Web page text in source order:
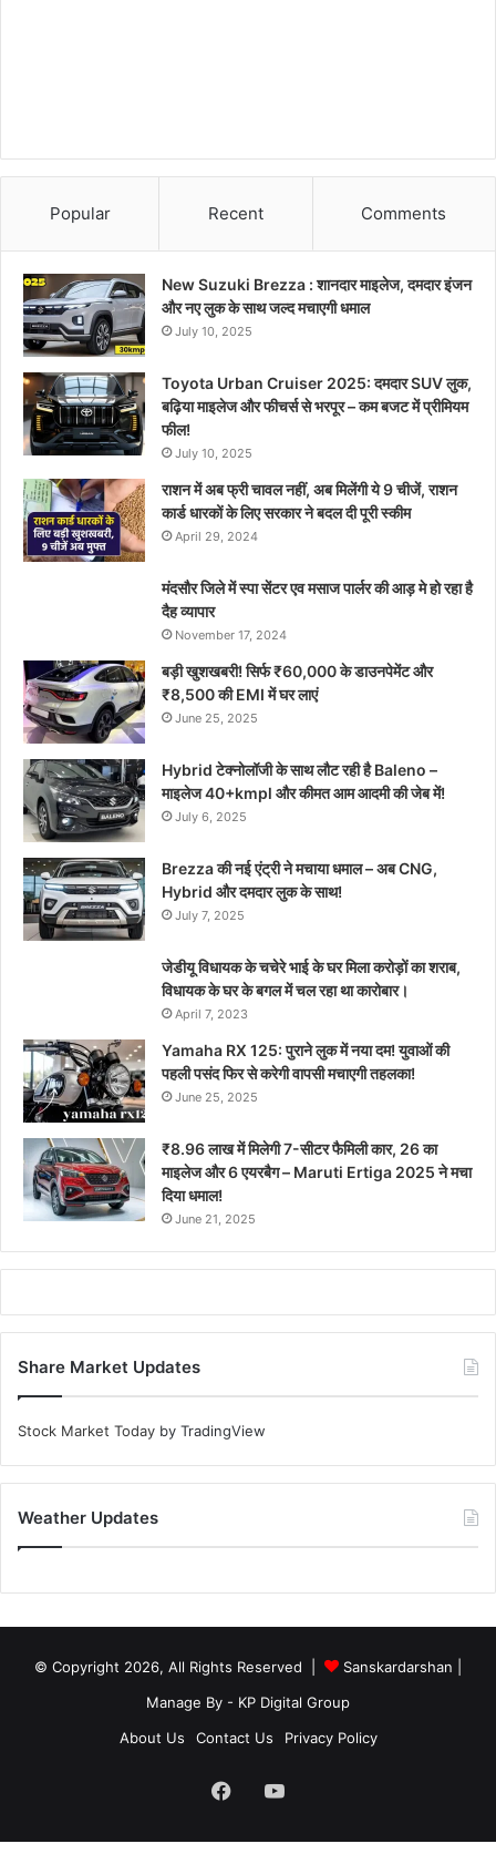
Popular Recent Comments
New Suzuki Brezza : शानदार माइलेज, दमदार इंजन
और नए लुक के साथ जल्द मचाएगी धमाल
July 10, 2025
Toyota Urban Cruiser 2025: दमदार SUV लुक,
बढ़िया माइलेज और फीचर्स से भरपूर – कम बजट में प्रीमियम
फील!
July 10, 2025
राशन में अब फ्री चावल नहीं, अब मिलेंगी ये 9 चीजें, राशन
कार्ड धारकों के लिए सरकार ने बदल दी पूरी स्कीम
April 29, 2024
मंदसौर जिले में स्पा सेंटर एव मसाज पार्लर की आड़ मे हो रहा है
दैह व्यापार
November 17, 2024
बड़ी खुशखबरी! सिर्फ ₹60,000 के डाउनपेमेंट और
₹8,500 की EMI में घर लाएं
June 25, 2025
Hybrid टेक्नोलॉजी के साथ लौट रही है Baleno –
माइलेज 40+kmpl और कीमत आम आदमी की जेब में!
July 6, 2025
Brezza की नई एंट्री ने मचाया धमाल – अब CNG,
Hybrid और दमदार लुक के साथ!
July 7, 2025
जेडीयू विधायक के चचेरे भाई के घर मिला करोड़ों का शराब,
विधायक के घर के बगल में चल रहा था कारोबार।
April 7, 2023
Yamaha RX 125: पुराने लुक में नया दम! युवाओं की
पहली पसंद फिर से करेगी वापसी मचाएगी तहलका!
June 25, 2025
₹8.96 लाख में मिलेगी 7-सीटर फैमिली कार, 26 का
माइलेज और 6 एयरबैग – Maruti Ertiga 2025 ने मचा
दिया धमाल!
June 21, 2025
Share Market Updates
Stock Market Today by TradingView
Weather Updates
© Copyright 2026, All Rights Reserved | Sanskardarshan
Manage By - KP Digital Group
About Us
Contact Us Privacy Policy
FacebookYouTube